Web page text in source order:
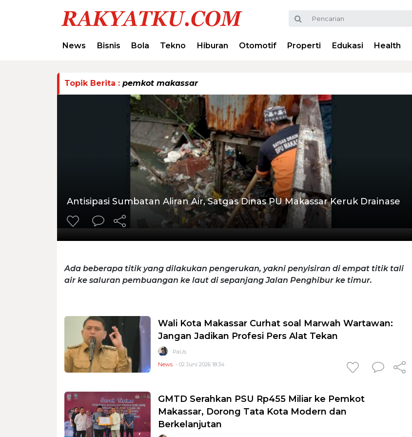
News Bisnis Bola Tekno Hiburan Otomotif Properti Edukasi Health
Topik Berita : pemkot makassar
Antisipasi Sumbatan Aliran Air, Satgas Dinas PU Makassar Keruk Drainase
Ada beberapa titik yang dilakukan pengerukan, yakni penyisiran di empat titik tali
air ke saluran pembuangan ke laut di sepanjang Jalan Penghibur ke timur.
Wali Kota Makassar Curhat soal Marwah Wartawan:
Jangan Jadikan Profesi Pers Alat Tekan
PaUs
News - 02 Juni 2026 18:34
GMTD Serahkan PSU Rp455 Miliar ke Pemkot
Makassar, Dorong Tata Kota Modern dan
Berkelanjutan